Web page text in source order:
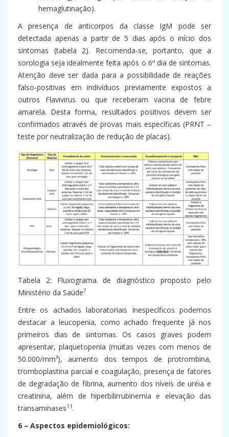
hemaglutinação).
A presença de anticorpos da classe IgM pode ser
detectada apenas a partir de 5 dias após o início dos
sintomas (tabela 2). Recomenda-se, portanto, que a
sorologia seja idealmente feita após o 6º dia de sintomas.
Atenção deve ser dada para a possibilidade de reações
falso-positivas em indivíduos previamente expostos a
outros Flavivirus ou que receberam vacina de febre
amarela. Desta forma, resultados positivos devem ser
confirmados através de provas mais específicas (PRNT –
teste por neutralização de redução de placas).
Tabela 2: Fluxograma de diagnóstico proposto pelo
Ministério da Saúde7
Entre os achados laboratoriais inespecíficos podemos
destacar a leucopenia, como achado frequente já nos
primeiros dias de sintomas. Os casos graves podem
apresentar, plaquetopenia (muitas vezes com menos de
50.000/mm³), aumento dos tempos de protrombina,
tromboplastina parcial e coagulação, presença de fatores
de degradação de fibrina, aumento dos níveis de uréia e
creatinina, além de hiperbilirrubinemia e elevação das
transaminases11 .
6 – Aspectos epidemiológicos: